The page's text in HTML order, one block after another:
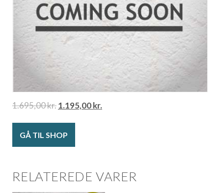
1.695,00kr.1.195,00kr.
GÅ TIL SHOP
RELATEREDE VARER